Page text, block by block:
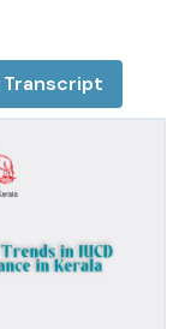
Transcript